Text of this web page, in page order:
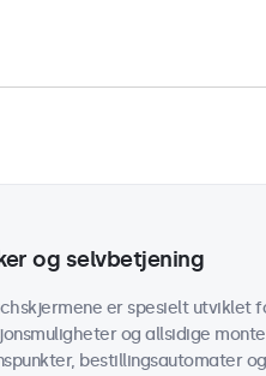
og selvbetjening
er spesielt utviklet
og allsidige
bestillingsautomater